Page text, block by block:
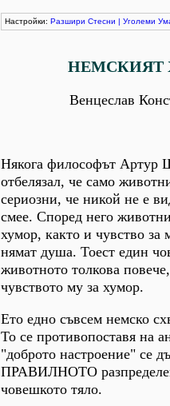
Настройки: Разшири Стесни | Уголеми
НЕМСКИЯТ
Венцеслав
Някога философът Артур
отбелязал, че само
сериозни, че никой не е
смее. Според него
хумор, както и чувство за
нямат душа. Тоест един
животното толкова
чувството му за хумор.
Ето едно съвсем немско
То се противопоставя на
"доброто настроение" се
ПРАВИЛНОТО
човешкото тяло.